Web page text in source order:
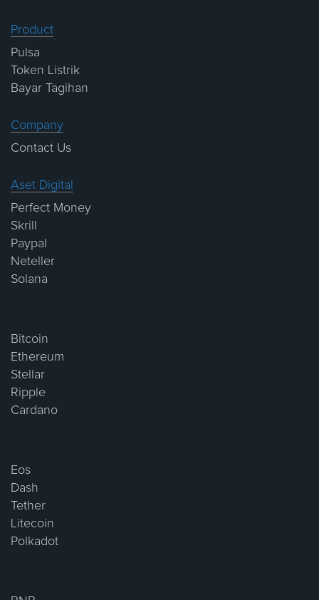
Product
Pulsa
Token Listrik
Bayar Tagihan
Company
Contact Us
Aset Digital
Perfect Money
Skrill
Paypal
Neteller
Solana
Bitcoin
Ethereum
Stellar
Ripple
Cardano
Eos
Dash
Tether
Litecoin
Polkadot